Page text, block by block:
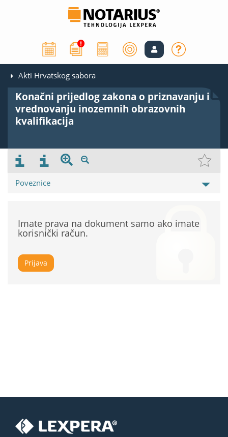
Akti Hrvatskog sabora
Konačni prijedlog zakona o priznavanju i
vrednovanju inozemnih obrazovnih
kvalifikacija
Poveznice
Imate prava na dokument samo ako imate
korisnički račun.
Prijava